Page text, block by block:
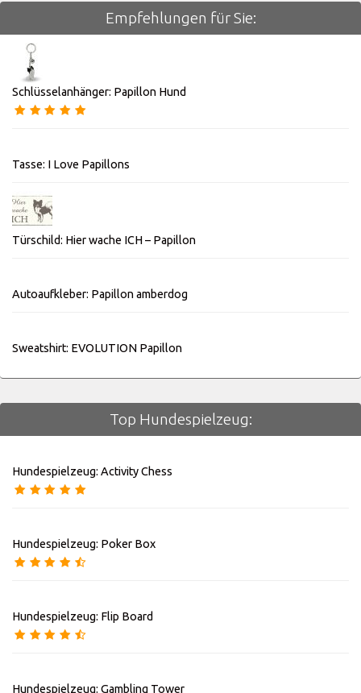
Empfehlungen für Sie:
Schlüsselanhänger: Papillon Hund
Tasse: I Love Papillons
Türschild: Hier wache ICH – Papillon
Autoaufkleber: Papillon amberdog
Sweatshirt: EVOLUTION Papillon
Top Hundespielzeug:
Hundespielzeug: Activity Chess
Hundespielzeug: Poker Box
Hundespielzeug: Flip Board
Hundespielzeug: Gambling Tower